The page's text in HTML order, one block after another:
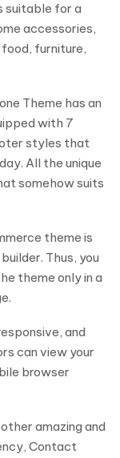
suitable for a
accessories,
furniture,
Theme has an
with 7
styles that
All the unique
somehow suits
theme is
Thus, you
theme only in a
and
can view your
browser
amazing and
Contact